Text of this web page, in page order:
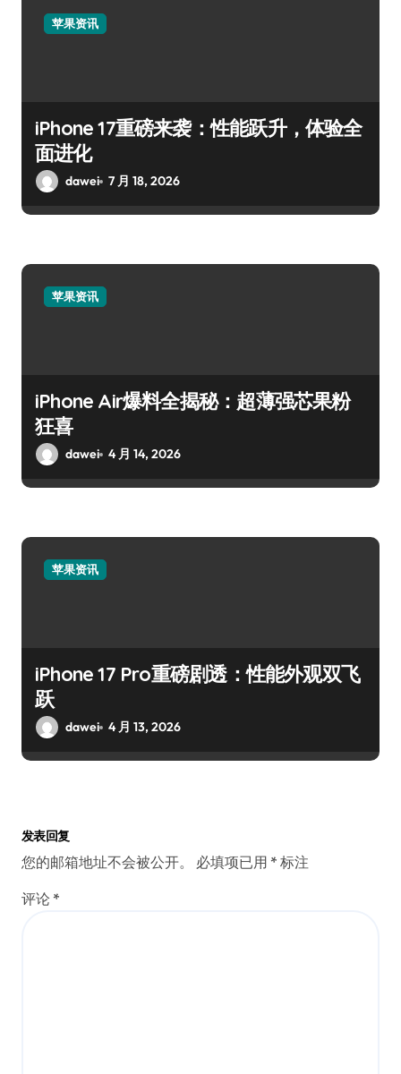
苹果资讯
iPhone 17重磅来袭：性能跃升，体验全
面进化
dawei 7 月 18, 2026
苹果资讯
iPhone Air爆料全揭秘：超薄强芯果粉
狂喜
dawei 4 月 14, 2026
苹果资讯
iPhone 17 Pro重磅剧透：性能外观双飞
跃
dawei 4 月 13, 2026
发表回复
您的邮箱地址不会被公开。 必填项已用 * 标注
评论 *